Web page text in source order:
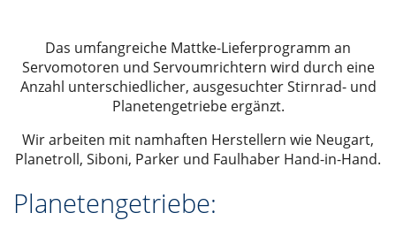
Das umfangreiche Mattke-Lieferprogramm an
Servomotoren und Servoumrichtern wird durch eine
Anzahl unterschiedlicher, ausgesuchter Stirnrad- und
Planetengetriebe ergänzt.
Wir arbeiten mit namhaften Herstellern wie Neugart,
Planetroll, Siboni, Parker und Faulhaber Hand-in-Hand.
Planetengetriebe: